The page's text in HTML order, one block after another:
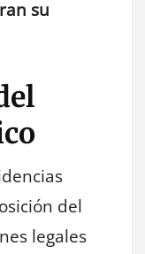
su
del
legales